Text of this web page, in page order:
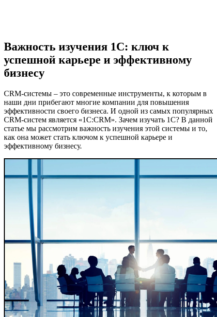
Важность изучения 1С: ключ к
успешной карьере и эффективному
бизнесу
CRM-системы – это современные инструменты, к которым в
наши дни прибегают многие компании для повышения
эффективности своего бизнеса. И одной из самых популярных
CRM-систем является «1С:CRM». Зачем изучать 1С? В данной
статье мы рассмотрим важность изучения этой системы и то,
как она может стать ключом к успешной карьере и
эффективному бизнесу.